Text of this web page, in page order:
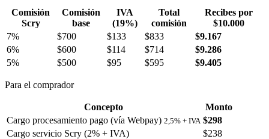
Comisión
Scry
Comisión
base
IVA
(19%)
Total
comisión
Recibes por
$10.000
7%
$700 $133 $833
$9.167
6%
$600 $114 $714
$9.286
5%
$500 $95 $595 $9.405
Para el comprador
Concepto
Monto
Cargo procesamiento pago (vía Webpay) 2,5% + IVA $298
Cargo servicio Scry (2% + IVA)
$238